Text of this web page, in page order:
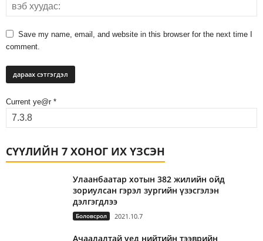
Save my name, email, and website in this browser for the next time I
comment.
Current ye@r *
СҮҮЛИЙН 7 ХОНОГ ИХ ҮЗСЭН
Улаанбаатар хотын 382 жилийн ойд
зориулсан гэрэл зургийн үзэсгэлэн
дэлгэгдлээ
Боловсрол 2021.10.7
Ачаалалтай үед нийтийн тээврийн